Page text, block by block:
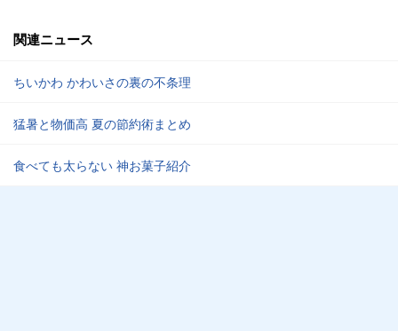
関連ニュース
ちいかわ かわいさの裏の不条理
猛暑と物価高 夏の節約術まとめ
食べても太らない 神お菓子紹介